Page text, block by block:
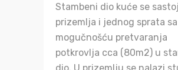
Stambeni dio kuće se
prizemlja i jednog sprata sa
mogučnošću pretvaranja
potkrovlja cca (80m2) u